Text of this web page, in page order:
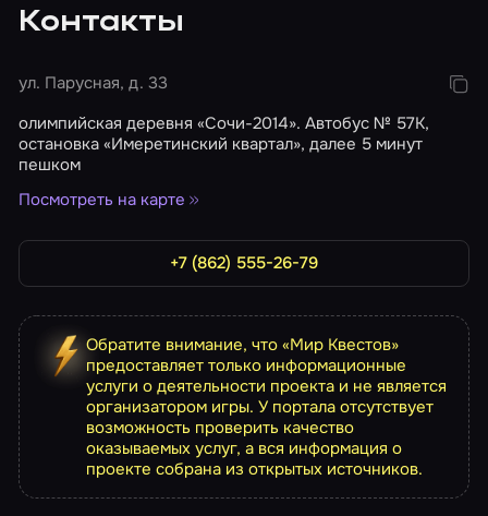
Контакты
ул. Парусная, д. 33
олимпийская деревня «Сочи-2014». Автобус № 57К,
остановка «Имеретинский квартал», далее 5 минут
пешком
Посмотреть на карте
+7 (862) 555-26-79
Обратите внимание, что «Мир Квестов»
предоставляет только информационные
услуги о деятельности проекта и не является
организатором игры. У портала отсутствует
возможность проверить качество
оказываемых услуг, а вся информация о
проекте собрана из открытых источников.